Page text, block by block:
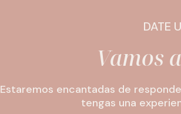
DATE
Vamos
Estaremos encantadas de
tengas una